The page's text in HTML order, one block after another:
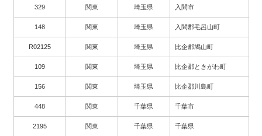
329 関東 埼玉県 入間市
148 関東 埼玉県 入間郡毛呂山町
R02125 関東 埼玉県 比企郡鳩山町
109 関東 埼玉県 比企郡ときがわ町
156 関東 埼玉県 比企郡川島町
448 関東 千葉県 千葉市
2195 関東 千葉県 千葉県